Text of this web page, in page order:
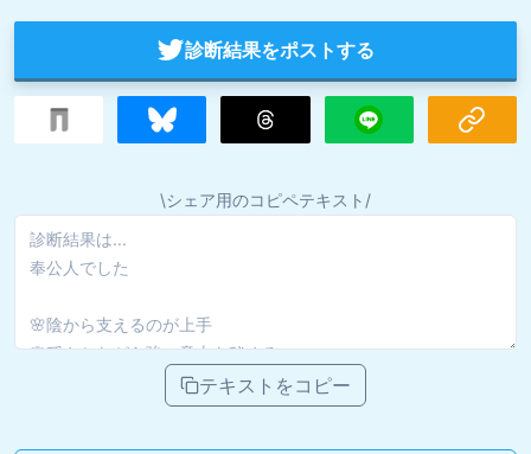
診断結果をポストする
\シェア用のコピペテキスト/
テキストをコピー